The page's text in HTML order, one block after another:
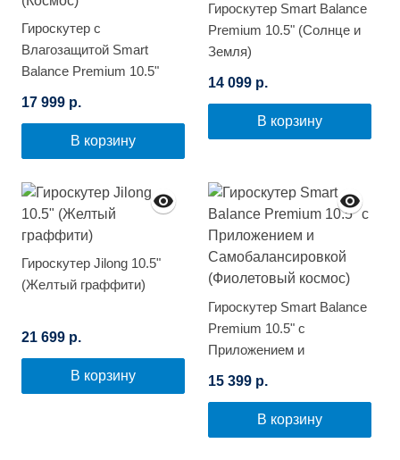
Гироскутер с
Влагозащитой Smart
Balance Premium 10.5"
17 999 р.
В корзину
Гироскутер Smart Balance
Premium 10.5" (Солнце и
Земля)
14 099 р.
В корзину
Гироскутер Jilong 10.5"
(Желтый граффити)
21 699 р.
В корзину
Гироскутер Smart Balance
Premium 10.5" с
Приложением и
(Фиолетовый космос)
15 399 р.
В корзину